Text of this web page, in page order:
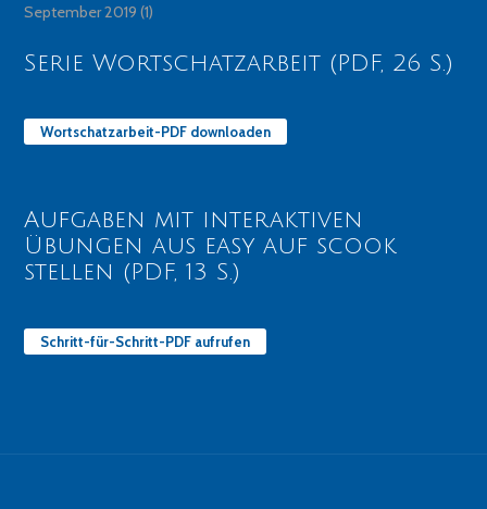
September 2019 (1)
Serie Wortschatzarbeit (PDF, 26 S.)
Wortschatzarbeit-PDF downloaden
Aufgaben mit interaktiven
Übungen aus easy auf scook
stellen (PDF, 13 S.)
Schritt-für-Schritt-PDF aufrufen